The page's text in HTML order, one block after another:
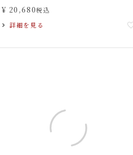
¥ 20,680税込
詳細を見る